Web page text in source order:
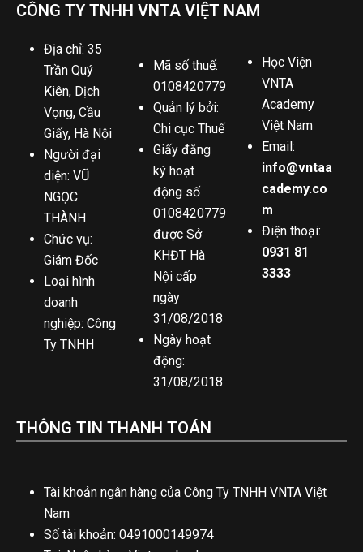
CÔNG TY TNHH VNTA VIỆT NAM
Địa chỉ: 35
Trần Quý
Kiên, Dịch
Vọng, Cầu
Giấy, Hà Nội
Người đại
diện: VŨ
NGỌC
THÀNH
Chức vụ:
Giám Đốc
Loại hình
doanh
nghiệp: Công
Ty TNHH
Mã số thuế:
0108420779
Quản lý bởi:
Chi cục Thuế
Giấy đăng
ký hoạt
động số
0108420779
được Sở
KHĐT Hà
Nội cấp
ngày
31/08/2018
Ngày hoạt
động:
31/08/2018
Học Viện
VNTA
Academy
Việt Nam
Email:
info@vntaa
cademy.co
m
Điện thoại:
0931 81
3333
THÔNG TIN THANH TOÁN
Tài khoản ngân hàng của Công Ty TNHH VNTA Việt
Nam
Số tài khoản: 0491000149974